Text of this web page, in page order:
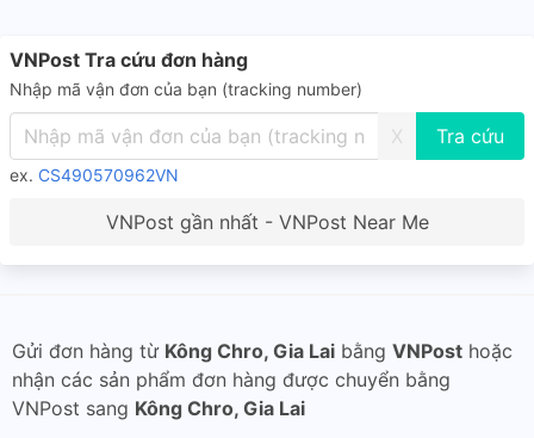
VNPost Tra cứu đơn hàng
Nhập mã vận đơn của bạn (tracking number)
X
ex. CS490570962VN
VNPost gần nhất - VNPost Near Me
Gửi đơn hàng từ Kông Chro, Gia Lai bằng VNPost hoặc
nhận các sản phẩm đơn hàng được chuyển bằng
VNPost sang Kông Chro, Gia Lai